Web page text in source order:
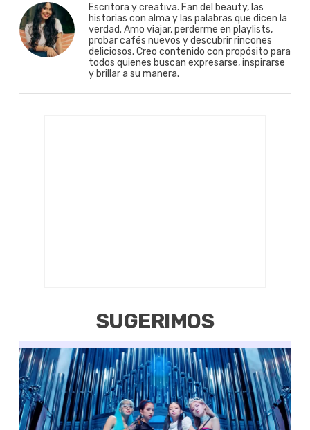
Escritora y creativa. Fan del beauty, las
historias con alma y las palabras que dicen la
verdad. Amo viajar, perderme en playlists,
probar cafés nuevos y descubrir rincones
deliciosos. Creo contenido con propósito para
todos quienes buscan expresarse, inspirarse
y brillar a su manera.
SUGERIMOS